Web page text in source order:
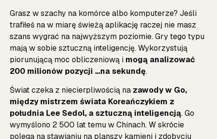
Grasz w szachy na komórce albo komputerze? Jeśli
trafiłeś na w miarę świeżą aplikację raczej nie masz
szans wygrać na najwyższym poziomie. Gry tego typu
mają w sobie sztuczną inteligencję. Wykorzystują
piorunującą moc obliczeniową i mogą analizować
200 milionów pozycji …na sekundę.
Świat czeka z niecierpliwością na zawody w Go,
między mistrzem świata Koreańczykiem z
południa Lee Sedol, a sztuczną inteligencją. Go
wymyślono 2 500 lat temu w Chinach. W skrócie
polega na stawianiu na planszy kamieni i zdobyciu